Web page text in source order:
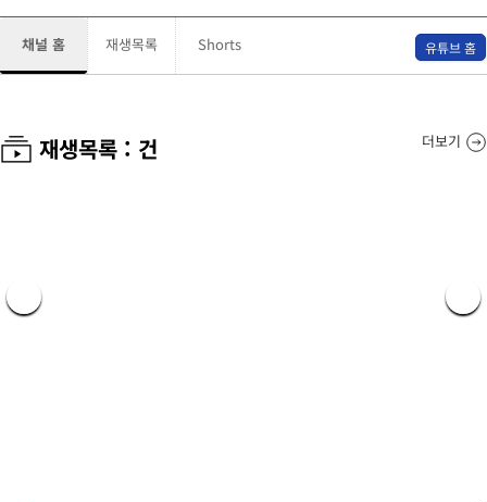
채널 홈 재생목록 Shorts 유튜브 홈
재생목록 : 건 더보기